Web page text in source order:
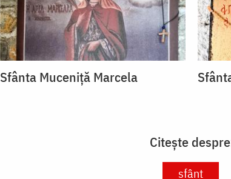
Sfânta Muceniță Marcela
Citește
sfânt